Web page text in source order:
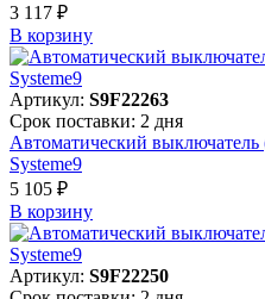
3 117 ₽
В корзинy
Артикул: S9F22263
Срок поставки: 2 дня
Автоматический
Systeme9
5 105 ₽
В корзинy
Артикул: S9F22250